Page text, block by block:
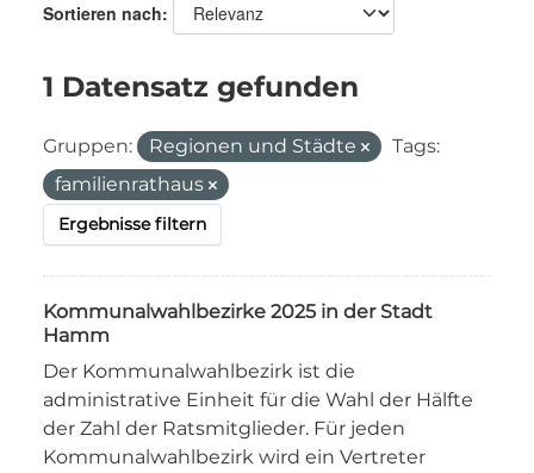
Sortieren nach
1 Datensatz gefunden
Gruppen: Regionen und Städte
Tags:
familienrathaus
Ergebnisse filtern
Kommunalwahlbezirke 2025 in der Stadt
Hamm
Der Kommunalwahlbezirk ist die
administrative Einheit für die Wahl der Hälfte
der Zahl der Ratsmitglieder. Für jeden
Kommunalwahlbezirk wird ein Vertreter